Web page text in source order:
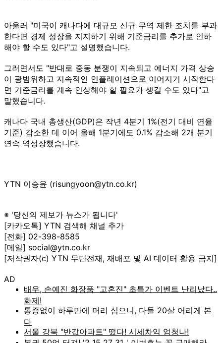
아울러 "미국이 캐나다에 대규모 신규 무역 제한 조치를 부과
한다면 경제 성장을 지지하기 위해 기준금리를 추가로 인하
해야 할 수도 있다"고 설명했습니다.
그러면서도 "반대로 중동 분쟁이 지속되고 에너지 가격 상승
이 광범위하고 지속적인 인플레이션으로 이어지기 시작한다
면 기준금리를 계속 인상해야 할 필요가 생길 수도 있다"고
말했습니다.
캐나다 국내 총생산(GDP)은 작년 4분기 1%(전기 대비 연율
기준) 감소한 데 이어 올해 1분기에도 0.1% 감소해 2개 분기
연속 역성장했습니다.
YTN 이승윤 (risungyoon@ytn.co.kr)
※ '당신의 제보가 뉴스가 됩니다'
[카카오톡] YTN 검색해 채널 추가
[전화] 02-398-8585
[메일] social@ytn.co.kr
[저작권자(c) YTN 무단전재, 재배포 및 AI 데이터 활용 금지]
AD